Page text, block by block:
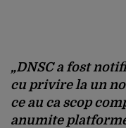
„DNSC a fost
cu privire la un
ce au ca scop
anumite